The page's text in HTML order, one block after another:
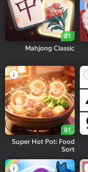
81
Mahjong Classic
81
Super Hot Pot: Food
Sort